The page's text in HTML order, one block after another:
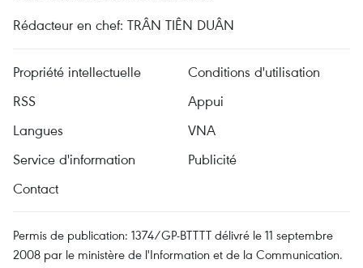
Rédacteur en chef: TRÂN TIÊN DUÂN
Propriété intellectuelle
Conditions d'utilisation
RSS
Appui
Langues
VNA
Service d'information
Publicité
Contact
Permis de publication: 1374/GP-BTTTT délivré le 11 septembre
2008 par le ministère de l'Information et de la Communication.